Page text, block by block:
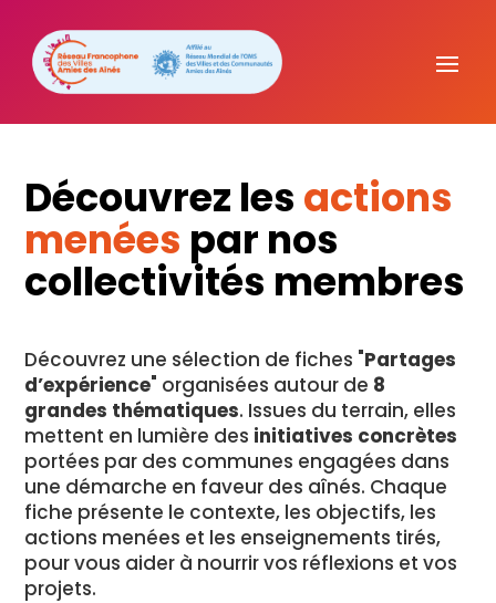
Découvrez les actions
menées par nos
collectivités membres
Découvrez une sélection de fiches "Partages
d’expérience" organisées autour de 8
grandes thématiques. Issues du terrain, elles
mettent en lumière des initiatives concrètes
portées par des communes engagées dans
une démarche en faveur des aînés. Chaque
fiche présente le contexte, les objectifs, les
actions menées et les enseignements tirés,
pour vous aider à nourrir vos réflexions et vos
projets.